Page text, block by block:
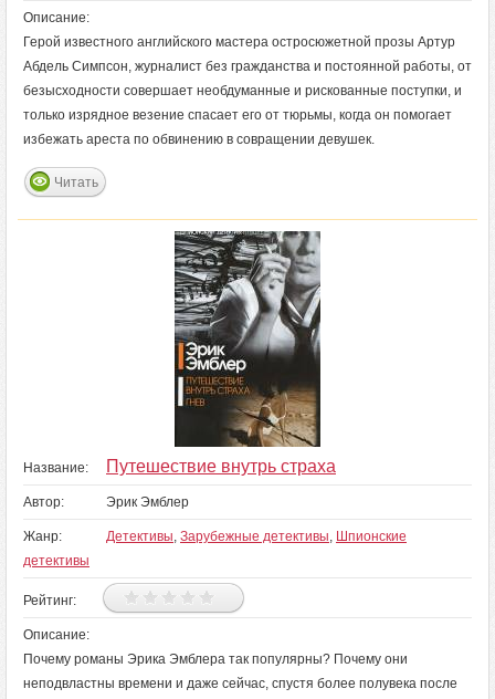
Описание:
Герой известного английского мастера остросюжетной прозы Артур
Абдель Симпсон, журналист без гражданства и постоянной работы, от
безысходности совершает необдуманные и рискованные поступки, и
только изрядное везение спасает его от тюрьмы, когда он помогает
избежать ареста по обвинению в совращении девушек.
Читать
Название: Путешествие внутрь страха
Автор: Эрик Эмблер
Жанр: Детективы, Зарубежные детективы, Шпионские
детективы
Рейтинг:
Описание:
Почему романы Эрика Эмблера так популярны? Почему они
неподвластны времени и даже сейчас, спустя более полувека после